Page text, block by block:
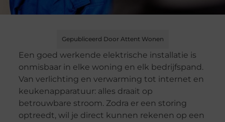
Gepubliceerd Door Attent Wonen
Een goed werkende elektrische installatie is
onmisbaar in elke woning en elk bedrijfspand.
Van verlichting en verwarming tot internet en
keukenapparatuur: alles draait op
betrouwbare stroom. Zodra er een storing
optreedt, wil je direct kunnen rekenen op een